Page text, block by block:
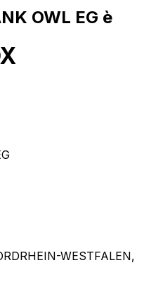
OWL EG è
WESTFALEN,